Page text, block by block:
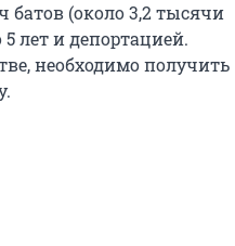
батов (около 3,2 тысячи
лет и депортацией.
необходимо получить